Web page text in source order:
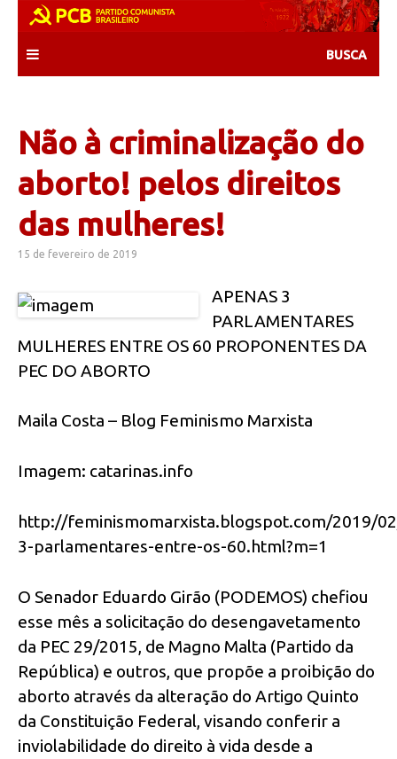
content
Não à criminalização do
aborto! pelos direitos
das mulheres!
15 de fevereiro de 2019
APENAS 3
PARLAMENTARES
MULHERES ENTRE OS 60 PROPONENTES DA
PEC DO ABORTO
Maila Costa – Blog Feminismo Marxista
Imagem: catarinas.info
http://feminismomarxista.blogspot.com/2019/
3-parlamentares-entre-os-60.html?m=1
O Senador Eduardo Girão (PODEMOS) chefiou
esse mês a solicitação do desengavetamento
da PEC 29/2015, de Magno Malta (Partido da
República) e outros, que propõe a proibição do
aborto através da alteração do Artigo Quinto
da Constituição Federal, visando conferir a
inviolabilidade do direito à vida desde a